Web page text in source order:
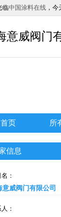
临中国涂料在线 ，今
意威阀门
首页 所
信息
：
意威阀门有限公司
：